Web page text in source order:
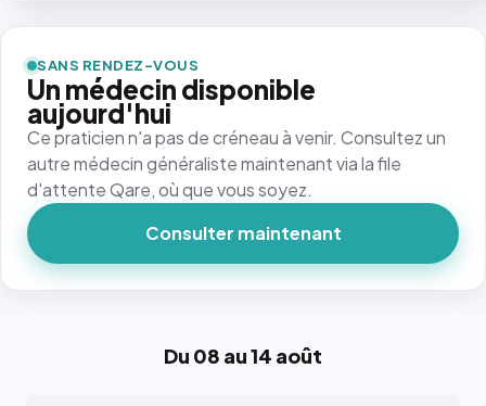
Du 08 au 14 août
SANS RENDEZ-VOUS
Un médecin disponible
aujourd'hui
Ce praticien n'a pas de créneau à venir. Consultez un
autre médecin généraliste maintenant via la file
d'attente Qare, où que vous soyez.
Consulter maintenant